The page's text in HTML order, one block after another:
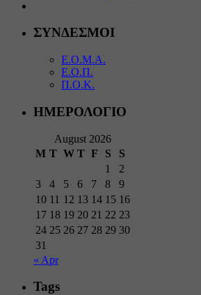
ΣΥΝΔΕΣΜΟΙ
Ε.Ο.Μ.Α.
Ε.Ο.Π.
Π.Ο.Κ.
ΗΜΕΡΟΛΟΓΙΟ
August 2026
M T W T F S
S
1
2
3
4 5 6 7 8
9
10 11 12 13 14 15 16
17 18 19 20 21 22 23
24 25 26 27 28 29 30
31
« Apr
Tags